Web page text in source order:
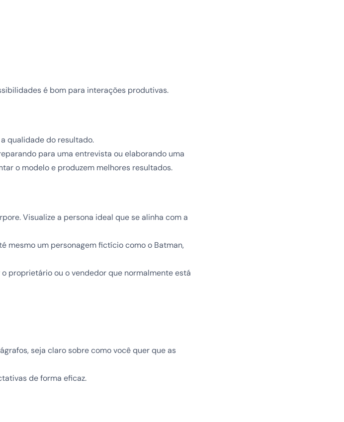
é bom para interações produtivas.
qualidade do resultado.
para uma entrevista ou elaborando uma
o modelo e produzem melhores resultados.
Visualize a persona ideal que se alinha com a
mesmo um personagem fictício como o Batman,
proprietário ou o vendedor que normalmente está
seja claro sobre como você quer que as
de forma eficaz.